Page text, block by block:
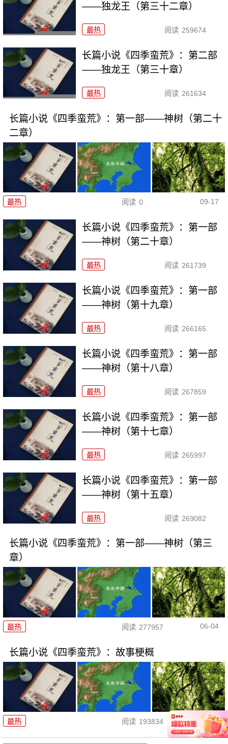
——独龙王（第三十二章）
最热 阅读 259674
长篇小说《四季蛮荒》：第二部
——独龙王（第三十章）
最热 阅读 261634
长篇小说《四季蛮荒》：第一部——神树（第二十
二章）
最热 阅读 0 09-17
长篇小说《四季蛮荒》：第一部
——神树（第二十章）
最热 阅读 261739
长篇小说《四季蛮荒》：第一部
——神树（第十九章）
最热 阅读 266165
长篇小说《四季蛮荒》：第一部
——神树（第十八章）
最热 阅读 267859
长篇小说《四季蛮荒》：第一部
——神树（第十七章）
最热 阅读 265997
长篇小说《四季蛮荒》：第一部
——神树（第十五章）
最热 阅读 269082
长篇小说《四季蛮荒》：第一部——神树（第三
章）
最热 阅读 277957 06-04
长篇小说《四季蛮荒》：故事梗概
最热 阅读 193834 05-31